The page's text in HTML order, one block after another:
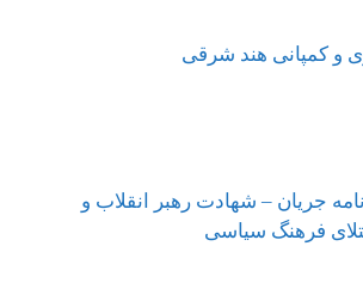
و کمپانی هند شرقی
جریان – شهادت رهبر انقلاب و
فرهنگ سیاسی